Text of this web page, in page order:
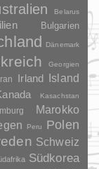
Belarus
Bulgarien
Dänemark
Georgien
Iran Irland
Island
Kasachstan
Marokko
Peru
Polen
Schweiz
Südkorea